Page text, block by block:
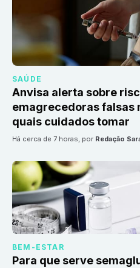
SAÚDE
Anvisa alerta sobre
emagrecedoras falsas
quais cuidados tomar
há cerca de 7 horas, por Redação
BEM-ESTAR
Para que serve